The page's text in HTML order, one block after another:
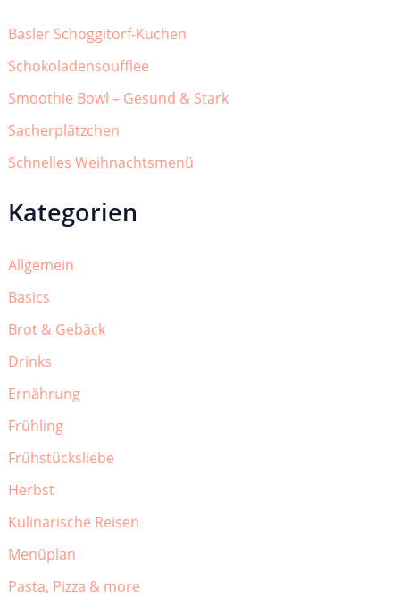
Basler Schoggitorf-Kuchen
Schokoladensoufflee
Smoothie Bowl – Gesund & Stark
Sacherplätzchen
Schnelles Weihnachtsmenü
Kategorien
Allgemein
Basics
Brot & Gebäck
Drinks
Ernährung
Frühling
Frühstücksliebe
Herbst
Kulinarische Reisen
Menüplan
Pasta, Pizza & more